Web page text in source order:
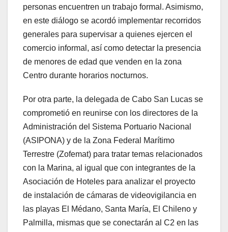
personas encuentren un trabajo formal. Asimismo,
en este diálogo se acordó implementar recorridos
generales para supervisar a quienes ejercen el
comercio informal, así como detectar la presencia
de menores de edad que venden en la zona
Centro durante horarios nocturnos.
Por otra parte, la delegada de Cabo San Lucas se
comprometió en reunirse con los directores de la
Administración del Sistema Portuario Nacional
(ASIPONA) y de la Zona Federal Marítimo
Terrestre (Zofemat) para tratar temas relacionados
con la Marina, al igual que con integrantes de la
Asociación de Hoteles para analizar el proyecto
de instalación de cámaras de videovigilancia en
las playas El Médano, Santa María, El Chileno y
Palmilla, mismas que se conectarán al C2 en las